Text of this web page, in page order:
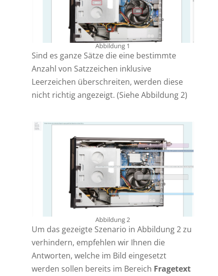
Abbildung 1
Sind es ganze Sätze die eine bestimmte
Anzahl von Satzzeichen inklusive
Leerzeichen überschreiten, werden diese
nicht richtig angezeigt. (Siehe Abbildung 2)
Abbildung 2
Um das gezeigte Szenario in Abbildung 2 zu
verhindern, empfehlen wir Ihnen die
Antworten, welche im Bild eingesetzt
werden sollen bereits im Bereich Fragetext